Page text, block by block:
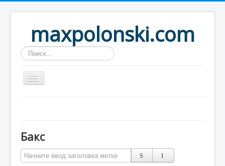
maxpolonski.com
Искать...
Рассказы
Контакты
Бакс
Начните ввод заголовка метки